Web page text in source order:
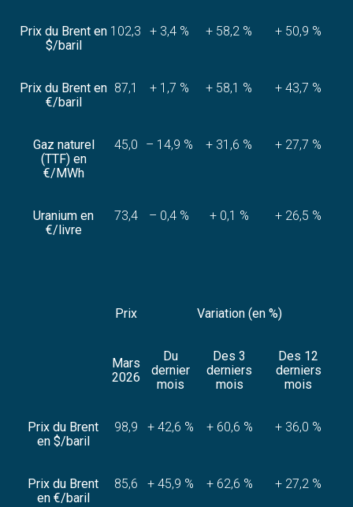
Prix du Brent en
$/baril
102,3 + 3,4 % + 58,2 % + 50,9 %
Prix du Brent en
€/baril
87,1 + 1,7 % + 58,1 % + 43,7 %
Gaz naturel
(TTF) en
€/MWh
45,0 – 14,9 % + 31,6 % + 27,7 %
Uranium en
€/livre
73,4 – 0,4 % + 0,1 % + 26,5 %
Prix Variation (en %)
Mars
2026
Du
dernier
mois
Des 3
derniers
mois
Des 12
derniers
mois
Prix du Brent
en $/baril
98,9 + 42,6 % + 60,6 % + 36,0 %
Prix du Brent
en €/baril
85,6 + 45,9 % + 62,6 % + 27,2 %